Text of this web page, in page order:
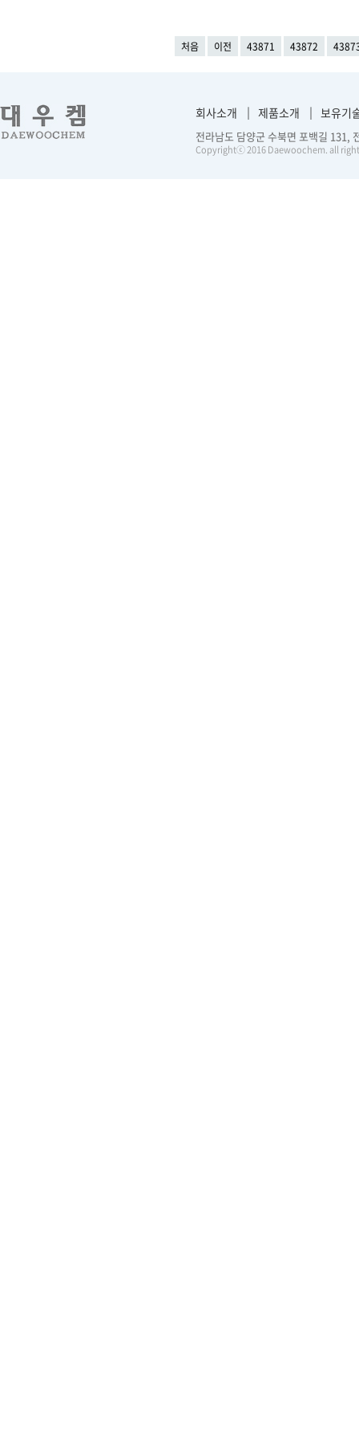
처음 이전 43871 43872
회사소개 제품소개 보유기
전라남도 담양군 수북면 포백길
Copyrightⓒ 2016 Daewoochem. all